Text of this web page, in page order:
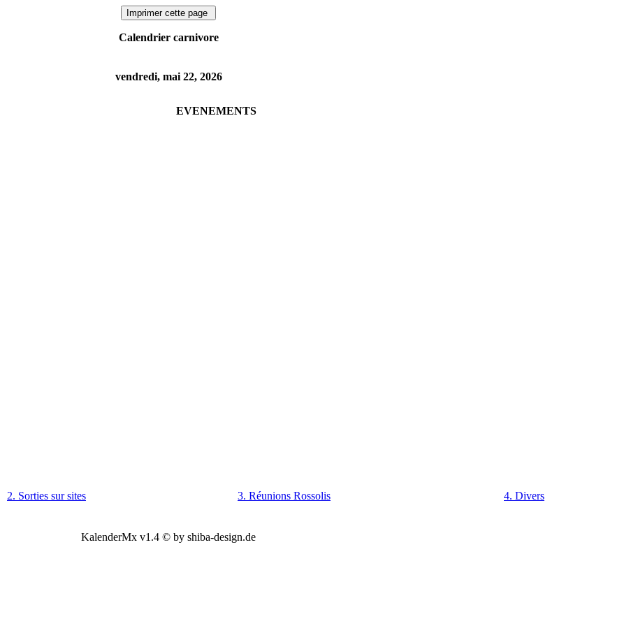
Calendrier carnivore
vendredi, mai 22, 2026
EVENEMENTS
2. Sorties sur sites 3. Réunions Rossolis 4. Divers
KalenderMx v1.4 © by shiba-design.de